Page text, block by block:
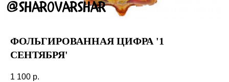
ФОЛЬГИРОВАННАЯ ЦИФРА '1
СЕНТЯБРЯ'
1 100 р.